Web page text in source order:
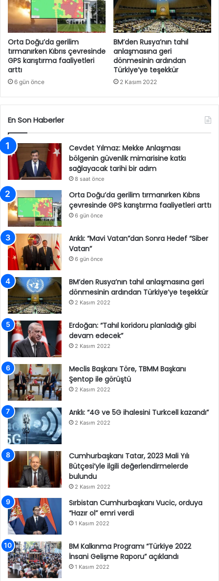
Orta Doğu’da gerilim
tırmanırken Kıbrıs çevresinde
GPS karıştırma faaliyetleri
arttı
6 gün önce
BM’den Rusya’nın tahıl
anlaşmasına geri
dönmesinin ardından
Türkiye’ye teşekkür
2 Kasım 2022
En Son Haberler
Cevdet Yılmaz: Mekke Anlaşması
bölgenin güvenlik mimarisine katkı
sağlayacak tarihi bir adım
8 saat önce
Orta Doğu’da gerilim tırmanırken Kıbrıs
çevresinde GPS karıştırma faaliyetleri arttı
6 gün önce
Arıklı: “Mavi Vatan”dan Sonra Hedef “Siber
Vatan”
6 gün önce
BM’den Rusya’nın tahıl anlaşmasına geri
dönmesinin ardından Türkiye’ye teşekkür
2 Kasım 2022
Erdoğan: “Tahıl koridoru planladığı gibi
devam edecek”
2 Kasım 2022
Meclis Başkanı Töre, TBMM Başkanı
Şentop ile görüştü
2 Kasım 2022
Arıklı: “4G ve 5G ihalesini Turkcell kazandı”
2 Kasım 2022
Cumhurbaşkanı Tatar, 2023 Mali Yılı
Bütçesi’yle ilgili değerlendirmelerde
bulundu
2 Kasım 2022
Sırbistan Cumhurbaşkanı Vucic, orduya
“Hazır ol” emri verdi
1 Kasım 2022
BM Kalkınma Programı “Türkiye 2022
İnsani Gelişme Raporu” açıklandı
1 Kasım 2022